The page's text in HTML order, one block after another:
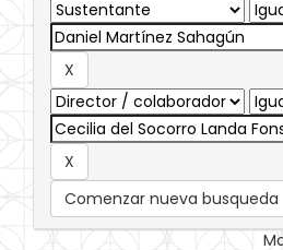
Comenzar nueva busqueda